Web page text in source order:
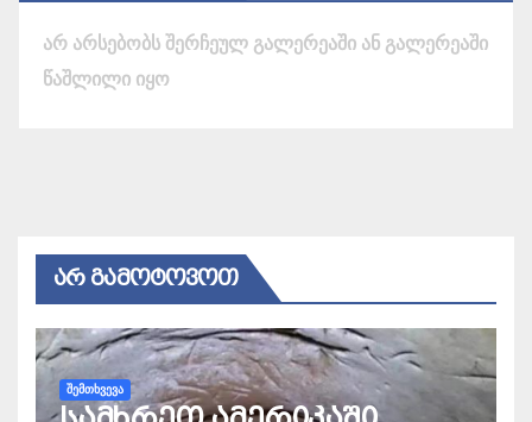
არ არსებობს შერჩეულ გალერეაში ან გალერეაში
წაშლილი იყო
ᲐᲠ ᲒᲐᲛᲝᲢᲝᲕᲝᲗ
ᲨᲔᲛᲗᲮᲕᲔᲕᲐ